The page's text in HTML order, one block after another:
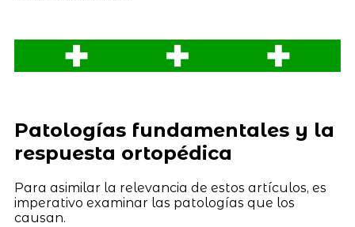
Patologías fundamentales y la
respuesta ortopédica
Para asimilar la relevancia de estos artículos, es
imperativo examinar las patologías que los
causan.